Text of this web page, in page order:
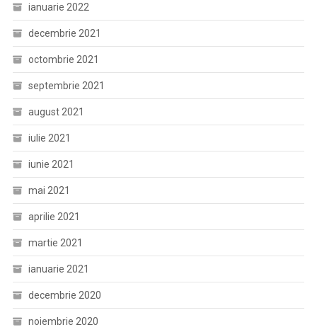
ianuarie 2022
decembrie 2021
octombrie 2021
septembrie 2021
august 2021
iulie 2021
iunie 2021
mai 2021
aprilie 2021
martie 2021
ianuarie 2021
decembrie 2020
noiembrie 2020